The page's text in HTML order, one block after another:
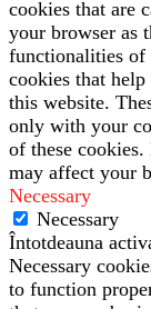
cookies that are
your browser as
functionalities of
cookies that help
this website.
only with your
of these
may affect your
Necessary
Necessary
Întotdeauna
Necessary
to function